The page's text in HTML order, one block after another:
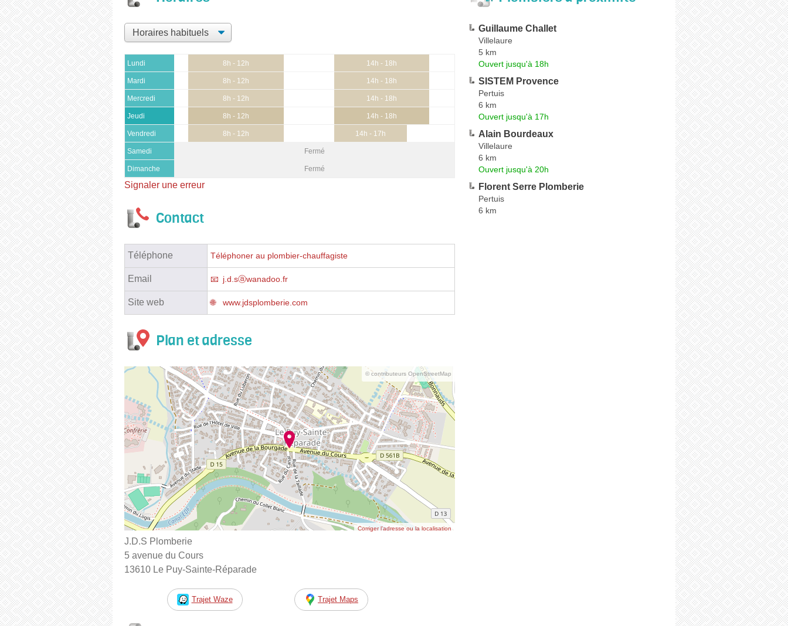
Lundi 8h - 12h 14h - 18h
Mardi 8h - 12h 14h - 18h
Mercredi 8h - 12h 14h - 18h
Jeudi 8h - 12h 14h - 18h
Vendredi 8h - 12h 14h - 17h
Samedi Fermé
Dimanche Fermé
Signaler une erreur
Contact
Téléphone Téléphoner au plombier-chauffagiste
Email j.d.sⓐwanadoo.fr
Site web www.jdsplomberie.com
Plan et adresse
© contributeurs OpenStreetMap
Corriger l’adresse ou la localisation
J.D.S Plomberie
5 avenue du Cours
13610 Le Puy-Sainte-Réparade
Trajet Waze Trajet Maps
Guillaume Challet
Villelaure
5 km
Ouvert jusqu'à 18h
SISTEM Provence
Pertuis
6 km
Ouvert jusqu'à 17h
Alain Bourdeaux
Villelaure
6 km
Ouvert jusqu'à 20h
Florent Serre Plomberie
Pertuis
6 km